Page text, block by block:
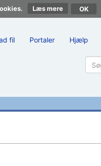
Læs mere
fil Portaler Hjælp